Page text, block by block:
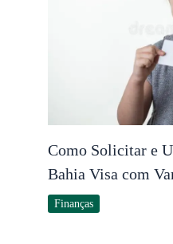
Como Solicitar e
Bahia Visa com
Finanças